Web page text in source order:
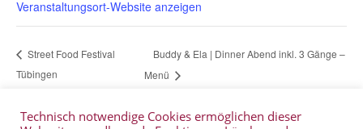
Veranstaltungsort-Website anzeigen
Street Food Festival
Tübingen
Buddy & Ela | Dinner Abend inkl. 3 Gänge –
Menü
Technisch notwendige Cookies ermöglichen dieser